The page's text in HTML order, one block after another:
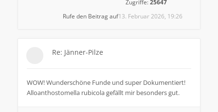
Zugriffe:25647
13. Februar 2026, 19:26
Rufe den Beitrag auf
Re: Jänner-Pilze
WOW! Wunderschöne Funde und super Dokumentiert!
Alloanthostomella rubicola gefällt mir besonders gut.